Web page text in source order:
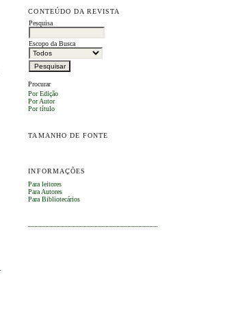
CONTEÚDO DA REVISTA
Pesquisa
Escopo da Busca
Procurar
Por Edição
Por Autor
Por título
TAMANHO DE FONTE
INFORMAÇÕES
Para leitores
Para Autores
Para Bibliotecários